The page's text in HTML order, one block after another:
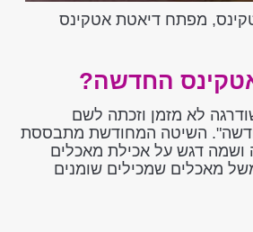
מפתח דיאטת אטקינס
החדשה?
לא מזמן וזכתה לשם
השיטה המחודשת מתבססת
ושמה דגש על אכילת מאכלים
מאכלים שמכילים שומנים